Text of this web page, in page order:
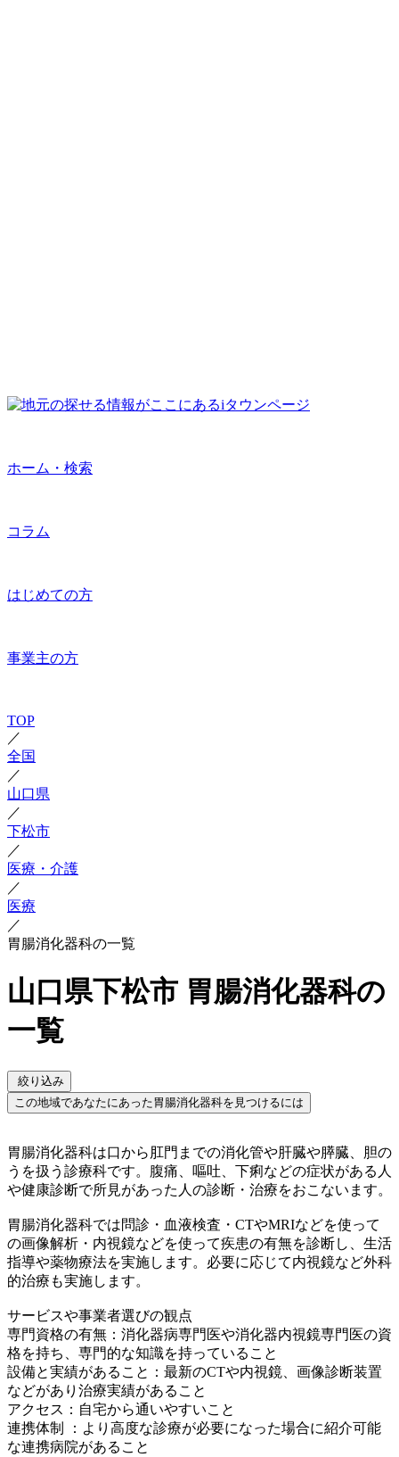
ホーム・検索
コラム
はじめての方
事業主の方
TOP
／
全国
／
山口県
／
下松市
／
医療・介護
／
医療
／
胃腸消化器科の一覧
山口県下松市 胃腸消化器科の
一覧
絞り込み
この地域であなたにあった胃腸消化器科を見つけるには
胃腸消化器科は口から肛門までの消化管や肝臓や膵臓、胆の
うを扱う診療科です。腹痛、嘔吐、下痢などの症状がある人
や健康診断で所見があった人の診断・治療をおこないます。
胃腸消化器科では問診・血液検査・CTやMRIなどを使って
の画像解析・内視鏡などを使って疾患の有無を診断し、生活
指導や薬物療法を実施します。必要に応じて内視鏡など外科
的治療も実施します。
サービスや事業者選びの観点
専門資格の有無：消化器病専門医や消化器内視鏡専門医の資
格を持ち、専門的な知識を持っていること
設備と実績があること：最新のCTや内視鏡、画像診断装置
などがあり治療実績があること
アクセス：自宅から通いやすいこと
連携体制 ：より高度な診療が必要になった場合に紹介可能
な連携病院があること